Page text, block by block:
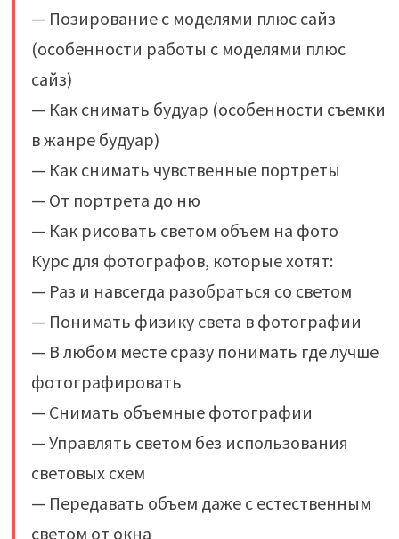
— Позирование с моделями плюс сайз
(особенности работы с моделями плюс
сайз)
— Как снимать будуар (особенности съемки
в жанре будуар)
— Как снимать чувственные портреты
— От портрета до ню
— Как рисовать светом объем на фото
Курс для фотографов, которые хотят:
— Раз и навсегда разобраться со светом
— Понимать физику света в фотографии
— В любом месте сразу понимать где лучше
фотографировать
— Снимать объемные фотографии
— Управлять светом без использования
световых схем
— Передавать объем даже с естественным
светом от окна